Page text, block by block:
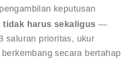
keputusan
tidak harus sekaligus —
saluran prioritas, ukur
secara bertahap